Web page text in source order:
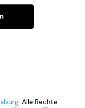
. Alle Rechte